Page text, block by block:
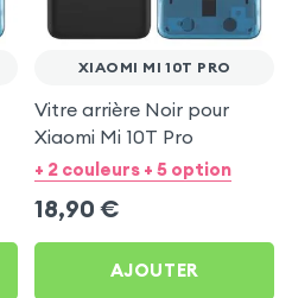
XIAOMI MI 10T PRO
Vitre arrière Noir pour
Xiaomi Mi 10T Pro
+ 2 couleurs + 5 option
18,90 €
AJOUTER